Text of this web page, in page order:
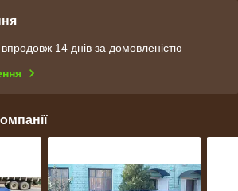
14 днів за домовленістю